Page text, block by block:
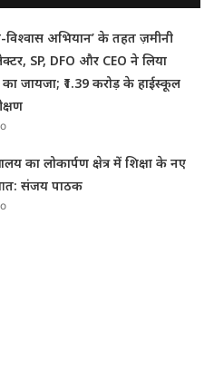
अभियान’ के तहत ज़मीनी
SP, DFO और CEO ने लिया
का जायजा; ₹1.39 करोड़ के हाईस्कूल
का लोकार्पण क्षेत्र में शिक्षा के नए
संजय पाठक